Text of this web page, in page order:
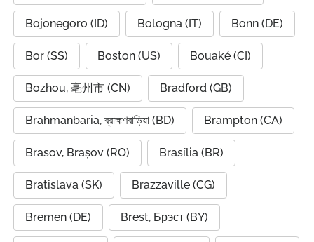
Bojonegoro (ID) Bologna (IT) Bonn (DE)
Bor (SS) Boston (US) Bouaké (CI)
Bozhou, 亳州市 (CN) Bradford (GB)
Brahmanbaria, ব্রাহ্মণবাড়িয়া (BD) Brampton (CA)
Brasov, Brașov (RO) Brasília (BR)
Bratislava (SK) Brazzaville (CG)
Bremen (DE) Brest, Брэст (BY)